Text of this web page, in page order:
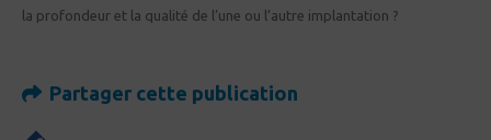
la profondeur et la qualité de l’une ou l’autre implantation ?
Partager cette publication